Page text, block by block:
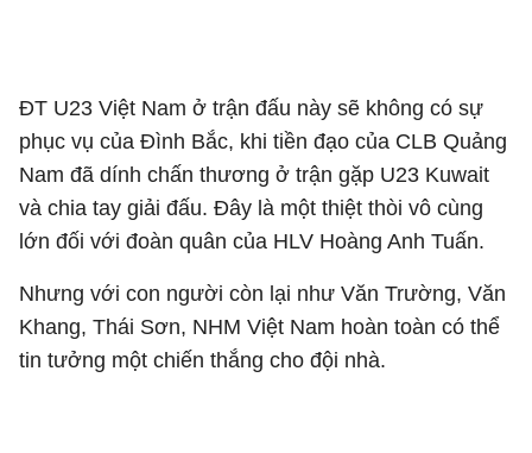
ĐT U23 Việt Nam ở trận đấu này sẽ không có sự
phục vụ của Đình Bắc, khi tiền đạo của CLB Quảng
Nam đã dính chấn thương ở trận gặp U23 Kuwait
và chia tay giải đấu. Đây là một thiệt thòi vô cùng
lớn đối với đoàn quân của HLV Hoàng Anh Tuấn.
Nhưng với con người còn lại như Văn Trường, Văn
Khang, Thái Sơn, NHM Việt Nam hoàn toàn có thể
tin tưởng một chiến thắng cho đội nhà.